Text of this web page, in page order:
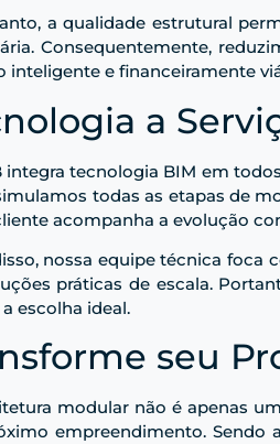
a qualidade estrutural
Consequentemente,
inteligente e financeiramente
a
integra tecnologia BIM em
todas as etapas de
acompanha a evolução
nossa equipe técnica foca
práticas de escala.
escolha ideal.
seu
modular não é apenas
empreendimento. Sendo